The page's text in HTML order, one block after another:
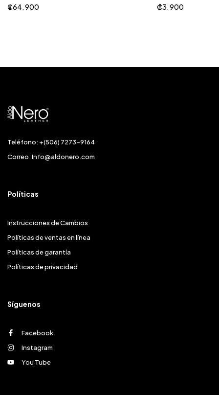
₡64, 900
₡3, 900
Teléfono: +(506) 7273-9164
Correo:Info@aldonero.com
Políticas
Instrucciones de Cambios
Políticas de ventas en línea
Políticas de garantía
Políticas de privacidad
Síguenos
Facebook
Instagram
You Tube